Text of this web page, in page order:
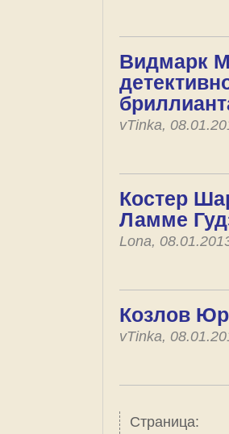
Видмарк
vTinka,
Костер
Ламме
Lona,
Козлов
vTinka,
Страница: